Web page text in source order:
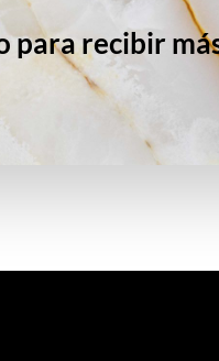
para recibir